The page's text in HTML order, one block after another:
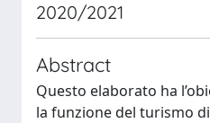
2020/2021
Abstract
Questo elaborato ha
la funzione del turismo